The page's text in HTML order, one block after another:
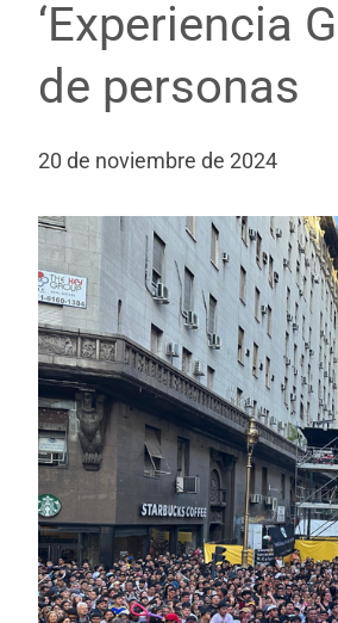
‘Experiencia
de personas
20 de noviembre de 2024